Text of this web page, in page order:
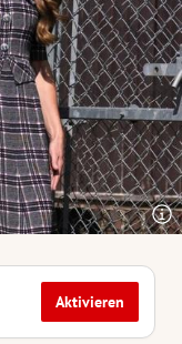
Aktivieren